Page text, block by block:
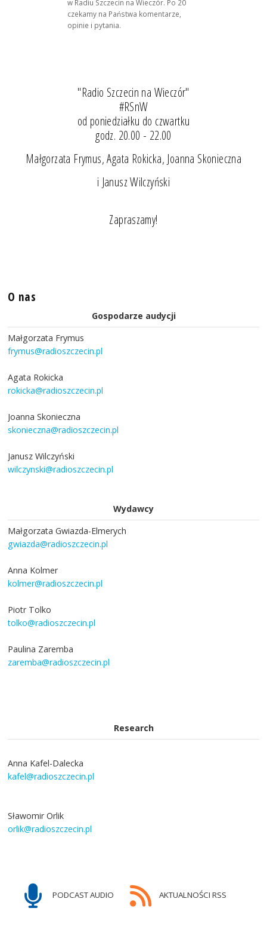
w Radiu Szczecin na Wieczór. Po 20
czekamy na Państwa komentarze,
opinie i pytania.
"Radio Szczecin na Wieczór"
#RSnW
od poniedziałku do czwartku
godz. 20.00 - 22.00
Małgorzata Frymus, Agata Rokicka, Joanna Skonieczna
i Janusz Wilczyński
Zapraszamy!
O nas
Gospodarze audycji
Małgorzata Frymus
frymus@radioszczecin.pl
Agata Rokicka
rokicka@radioszczecin.pl
Joanna Skonieczna
skonieczna@radioszczecin.pl
Janusz Wilczyński
wilczynski@radioszczecin.pl
Wydawcy
Małgorzata Gwiazda-Elmerych
gwiazda@radioszczecin.pl
Anna Kolmer
kolmer@radioszczecin.pl
Piotr Tolko
tolko@radioszczecin.pl
Paulina Zaremba
zaremba@radioszczecin.pl
Research
Anna Kafel-Dalecka
kafel@radioszczecin.pl
Sławomir Orlik
orlik@radioszczecin.pl
PODCAST AUDIO AKTUALNOŚCI RSS